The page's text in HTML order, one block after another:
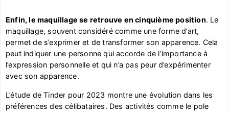
Enfin, le maquillage se retrouve en cinquième position. Le
maquillage, souvent considéré comme une forme d’art,
permet de s’exprimer et de transformer son apparence. Cela
peut indiquer une personne qui accorde de l’importance à
l’expression personnelle et qui n’a pas peur d’expérimenter
avec son apparence.
L’étude de Tinder pour 2023 montre une évolution dans les
préférences des célibataires. Des activités comme le pole